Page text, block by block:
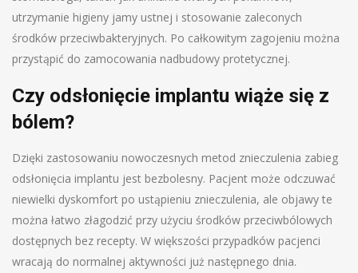
utrzymanie higieny jamy ustnej i stosowanie zaleconych
środków przeciwbakteryjnych. Po całkowitym zagojeniu można
przystąpić do zamocowania nadbudowy protetycznej.
Czy odsłonięcie implantu wiąże się z
bólem?
Dzięki zastosowaniu nowoczesnych metod znieczulenia zabieg
odsłonięcia implantu jest bezbolesny. Pacjent może odczuwać
niewielki dyskomfort po ustąpieniu znieczulenia, ale objawy te
można łatwo złagodzić przy użyciu środków przeciwbólowych
dostępnych bez recepty. W większości przypadków pacjenci
wracają do normalnej aktywności już następnego dnia.